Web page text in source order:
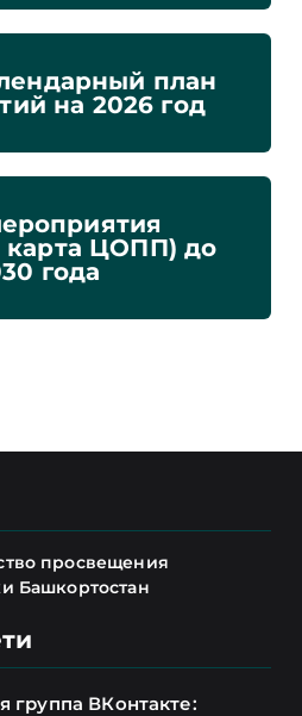
план
на 2026 год
ЦОПП) до
года
просвещения
Башкортостан
группа ВКонтакте: